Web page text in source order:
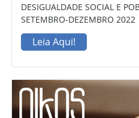
DESIGUALDADE SOCIAL E
SETEMBRO-DEZEMBRO 2022
Leia Aqui!